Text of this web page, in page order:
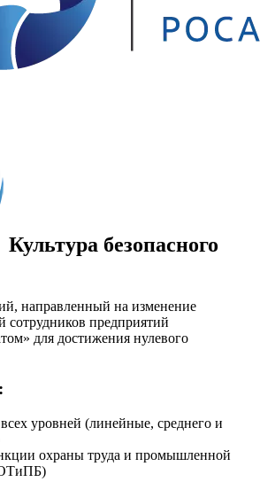
Культура безопасного
направленный на изменение
сотрудников предприятий
для достижения нулевого
уровней (линейные, среднего и
охраны труда и промышленной